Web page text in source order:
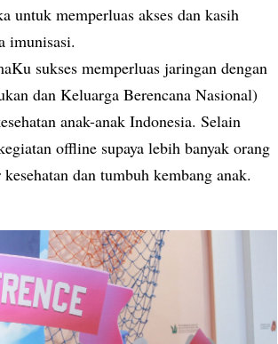
untuk memperluas akses dan kasih
imunisasi.
sukses memperluas jaringan dengan
dan Keluarga Berencana Nasional)
anak-anak Indonesia. Selain
offline supaya lebih banyak orang
dan tumbuh kembang anak.